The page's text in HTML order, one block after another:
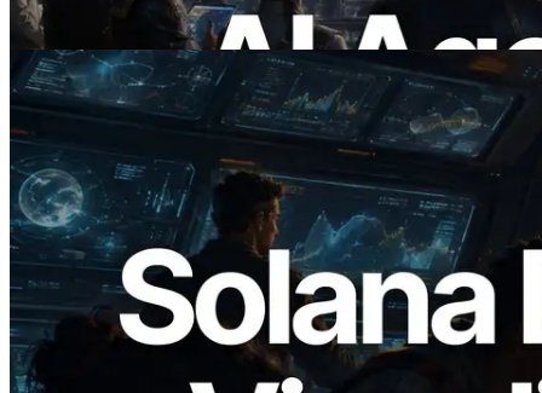
Ler este artigo
2026.05.24
Validators Solutions lança Solana Block